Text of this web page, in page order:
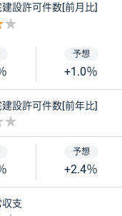
トラリア
設許可件数[前月比]
+1.0％
トラリア
設許可件数[前年比]
+2.4％
トラリア
支